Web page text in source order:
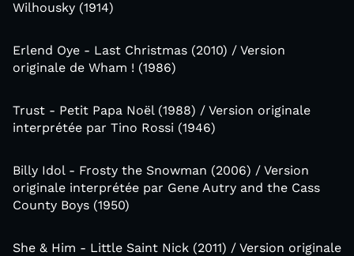
Wilhousky (1914)
Erlend Oye - Last Christmas (2010) / Version
originale de Wham ! (1986)
Trust - Petit Papa Noël (1988) / Version originale
interprétée par Tino Rossi (1946)
Billy Idol - Frosty the Snowman (2006) / Version
originale interprétée par Gene Autry and the Cass
County Boys (1950)
She & Him - Little Saint Nick (2011) / Version originale